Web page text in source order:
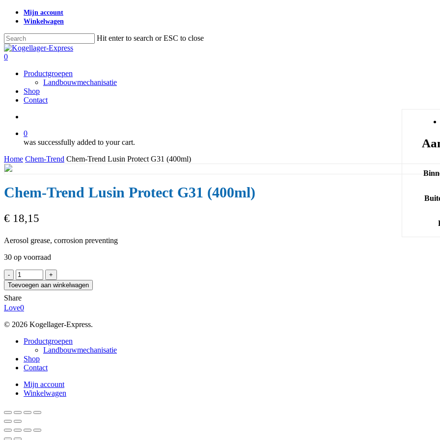
Skip
content
Mijn account
Winkelwagen
Hit enter to search or ESC to close
Close
Search
search
0
Productgroepen
Landbouwmechanisatie
Shop
Contact
0
was successfully added to your cart.
Home Chem-Trend Chem-Trend Lusin Protect G31 (400ml)
Chem-Trend Lusin Protect G31 (400ml)
€ 18,15
Aerosol grease, corrosion preventing
30 op voorraad
Chem-
Trend
Lusin
Protect
G31
aantal
Toevoegen aan winkelwagen
Share
Love0
© 2026 Kogellager-Express.
Close
Productgroepen
Landbouwmechanisatie
Shop
Contact
Mijn account
Winkelwagen